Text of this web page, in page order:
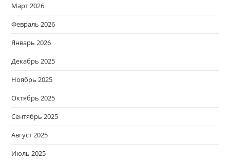
Март 2026
Февраль 2026
Январь 2026
Декабрь 2025
Ноябрь 2025
Октябрь 2025
Сентябрь 2025
Август 2025
Июль 2025